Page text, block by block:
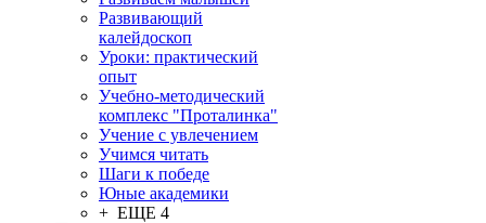
Развивающий
калейдоскоп
Уроки: практический
опыт
Учебно-методический
комплекс "Проталинка"
Учение с увлечением
Учимся читать
Шаги к победе
Юные академики
+ ЕЩЕ 4